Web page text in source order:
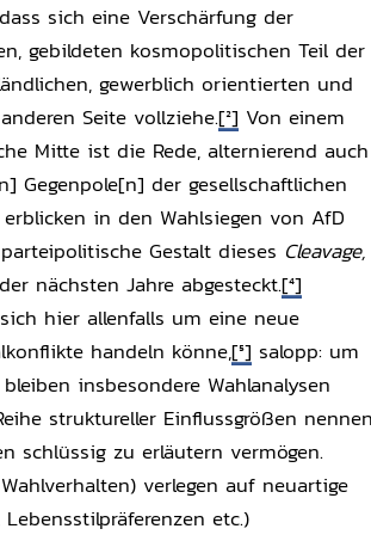
sich eine Verschärfung der
gebildeten kosmopolitischen Teil der
gewerblich orientierten und
Seite vollziehe.[2] Von einem
Mitte ist die Rede, alternierend auch
Gegenpole[n] der gesellschaftlichen
in den Wahlsiegen von AfD
Gestalt dieses Cleavage,
nächsten Jahre abgesteckt.[4]
hier allenfalls um eine neue
handeln könne,[5] salopp: um
insbesondere Wahlanalysen
struktureller Einflussgrößen
schlüssig zu erläutern vermögen.
verlegen auf neuartige
etc.)